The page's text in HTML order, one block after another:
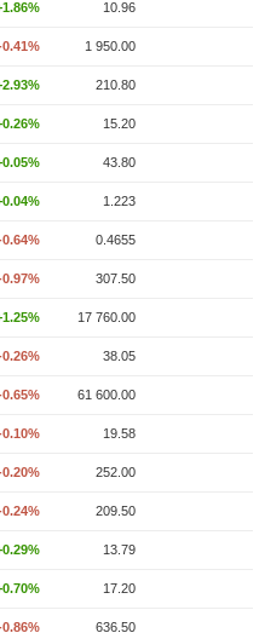
10.96
0.41% 1 950.00
210.80
15.20
43.80
1.223
0.64% 0.4655
0.97% 307.50
17 760.00
0.26% 38.05
0.65% 61 600.00
0.10% 19.58
0.20% 252.00
0.24% 209.50
13.79
17.20
0.86% 636.50